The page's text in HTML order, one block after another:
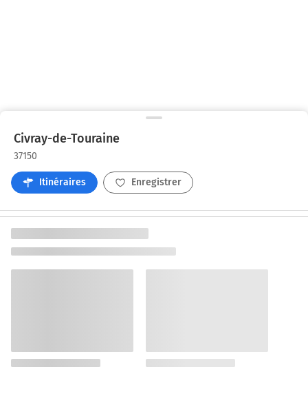
Civray-de-Touraine
37150
Itinéraires Enregistrer